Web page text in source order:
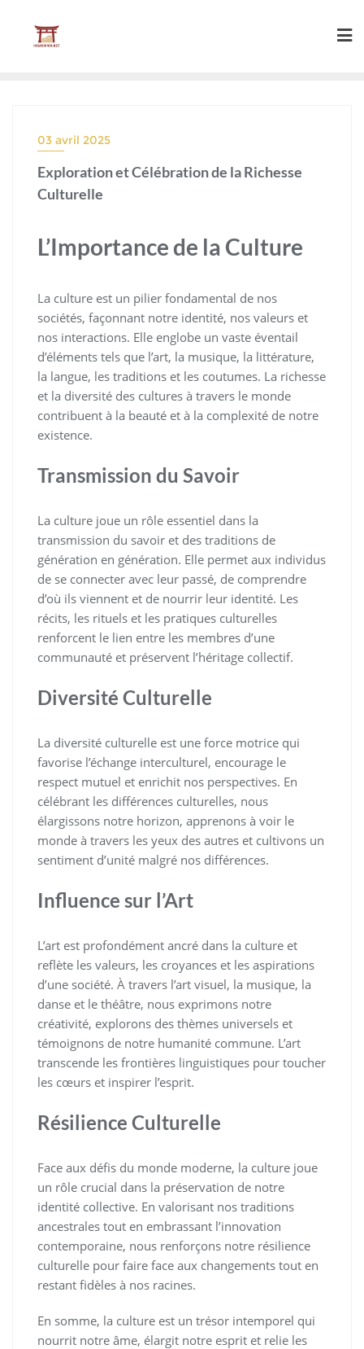
content
03 avril 2025
Exploration et Célébration de la Richesse
Culturelle
L’Importance de la Culture
La culture est un pilier fondamental de nos
sociétés, façonnant notre identité, nos valeurs et
nos interactions. Elle englobe un vaste éventail
d’éléments tels que l’art, la musique, la littérature,
la langue, les traditions et les coutumes. La richesse
et la diversité des cultures à travers le monde
contribuent à la beauté et à la complexité de notre
existence.
Transmission du Savoir
La culture joue un rôle essentiel dans la
transmission du savoir et des traditions de
génération en génération. Elle permet aux individus
de se connecter avec leur passé, de comprendre
d’où ils viennent et de nourrir leur identité. Les
récits, les rituels et les pratiques culturelles
renforcent le lien entre les membres d’une
communauté et préservent l’héritage collectif.
Diversité Culturelle
La diversité culturelle est une force motrice qui
favorise l’échange interculturel, encourage le
respect mutuel et enrichit nos perspectives. En
célébrant les différences culturelles, nous
élargissons notre horizon, apprenons à voir le
monde à travers les yeux des autres et cultivons un
sentiment d’unité malgré nos différences.
Influence sur l’Art
L’art est profondément ancré dans la culture et
reflète les valeurs, les croyances et les aspirations
d’une société. À travers l’art visuel, la musique, la
danse et le théâtre, nous exprimons notre
créativité, explorons des thèmes universels et
témoignons de notre humanité commune. L’art
transcende les frontières linguistiques pour toucher
les cœurs et inspirer l’esprit.
Résilience Culturelle
Face aux défis du monde moderne, la culture joue
un rôle crucial dans la préservation de notre
identité collective. En valorisant nos traditions
ancestrales tout en embrassant l’innovation
contemporaine, nous renforçons notre résilience
culturelle pour faire face aux changements tout en
restant fidèles à nos racines.
En somme, la culture est un trésor intemporel qui
nourrit notre âme, élargit notre esprit et relie les